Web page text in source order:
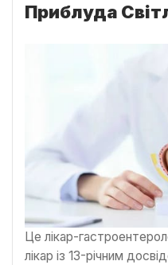
Приблуда
Це лікар-
лікар із 13-річним